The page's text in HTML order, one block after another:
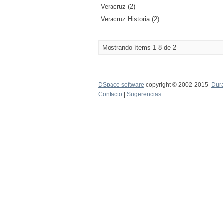
Veracruz (2)
Veracruz Historia (2)
Mostrando ítems 1-8 de 2
DSpace software copyright © 2002-2015
Contacto
Sugerencias